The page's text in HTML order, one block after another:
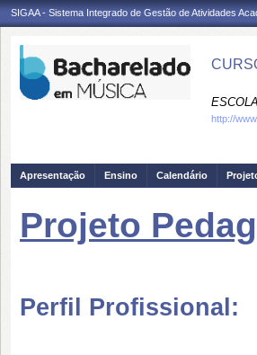
SIGAA - Sistema Integrado de Gestão de Atividades
http://
Apresentação Ensino Calendário
Projeto
Perfil Profissional: